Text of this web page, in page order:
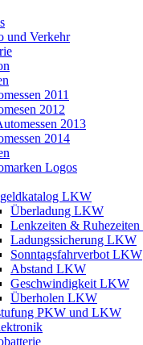
und Verkehr
2011
2012
2013
2014
Logos
LKW
Überladung LKW
Lenkzeiten &
Ladungssicherung LKW
Sonntagsfahrverbot LKW
Abstand LKW
Geschwindigkeit LKW
Überholen LKW
PKW und LKW